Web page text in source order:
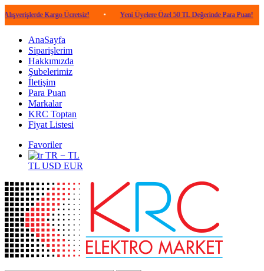
Kargo Ücretsiz! • Yeni Üyelere Özel 50 TL Değerinde Para Puan! •
AnaSayfa
Siparişlerim
Hakkımızda
Şubelerimiz
İletişim
Para Puan
Markalar
KRC Toptan
Fiyat Listesi
Favoriler
TR − TL
TL USD EUR